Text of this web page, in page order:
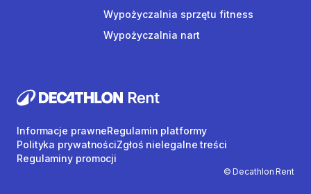
Wypożyczalnia sprzętu fitness
Wypożyczalnia nart
© Decathlon Rent
Informacje prawneRegulamin platformy
Polityka prywatnościZgłoś nielegalne treści
Regulaminy promocji